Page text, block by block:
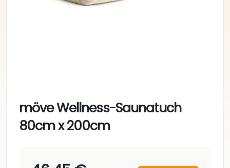
möve Wellness-Saunatuch
80cm x 200cm